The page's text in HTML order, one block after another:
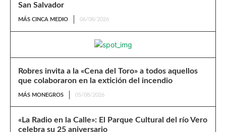
San Salvador
MÁS CINCA MEDIO 06/08/2026
Robres invita a la «Cena del Toro» a todos aquellos
que colaboraron en la extición del incendio
MÁS MONEGROS 05/08/2026
«La Radio en la Calle»: El Parque Cultural del río Vero
celebra su 25 aniversario